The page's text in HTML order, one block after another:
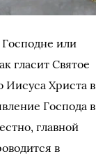
или
гласит Святое
Иисуса Христа в
Господа в
главной
в